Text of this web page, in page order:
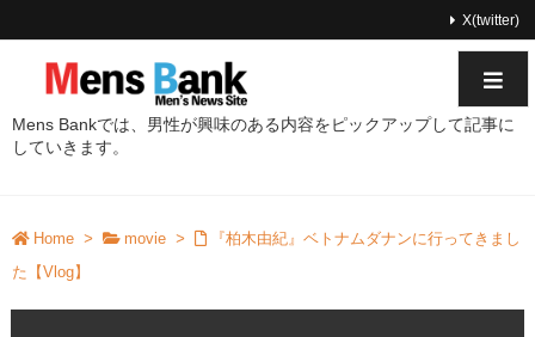
Mens Bankでは、男性が興味のある内容をピックアップして記事に
していきます。
X(twitter)
Home > movie >
『柏木由紀』ベトナムダナンに行ってきまし
た【Vlog】